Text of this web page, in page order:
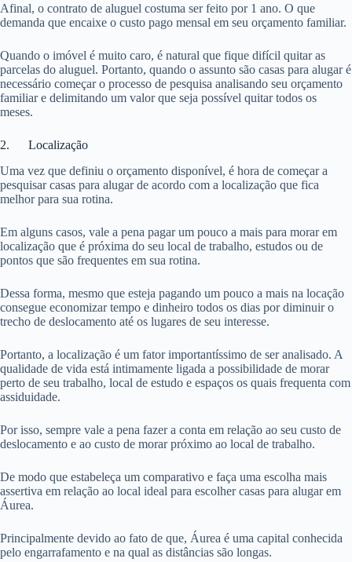
Afinal, o contrato de aluguel costuma ser feito por 1 ano. O que
demanda que encaixe o custo pago mensal em seu orçamento familiar.
Quando o imóvel é muito caro, é natural que fique difícil quitar as
parcelas do aluguel. Portanto, quando o assunto são casas para alugar é
necessário começar o processo de pesquisa analisando seu orçamento
familiar e delimitando um valor que seja possível quitar todos os
meses.
2. Localização
Uma vez que definiu o orçamento disponível, é hora de começar a
pesquisar casas para alugar de acordo com a localização que fica
melhor para sua rotina.
Em alguns casos, vale a pena pagar um pouco a mais para morar em
localização que é próxima do seu local de trabalho, estudos ou de
pontos que são frequentes em sua rotina.
Dessa forma, mesmo que esteja pagando um pouco a mais na locação
consegue economizar tempo e dinheiro todos os dias por diminuir o
trecho de deslocamento até os lugares de seu interesse.
Portanto, a localização é um fator importantíssimo de ser analisado. A
qualidade de vida está intimamente ligada a possibilidade de morar
perto de seu trabalho, local de estudo e espaços os quais frequenta com
assiduidade.
Por isso, sempre vale a pena fazer a conta em relação ao seu custo de
deslocamento e ao custo de morar próximo ao local de trabalho.
De modo que estabeleça um comparativo e faça uma escolha mais
assertiva em relação ao local ideal para escolher casas para alugar em
Áurea.
Principalmente devido ao fato de que, Áurea é uma capital conhecida
pelo engarrafamento e na qual as distâncias são longas.